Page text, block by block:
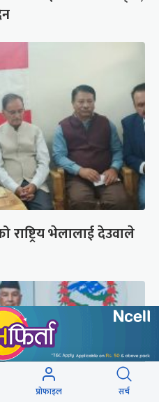
भेलालाई देउवाले
प्रोफाइल सर्च